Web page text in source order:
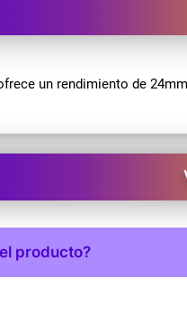
un rendimiento de
producto?